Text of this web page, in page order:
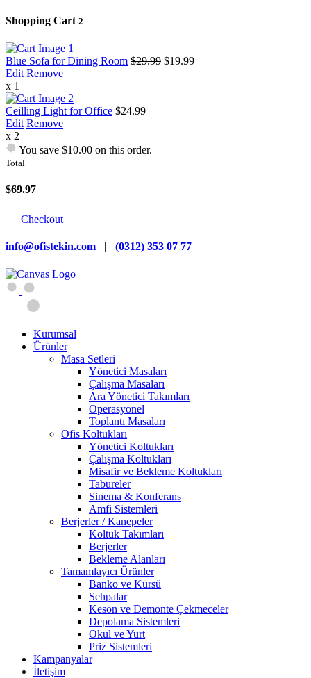
Shopping Cart 2
Blue Sofa for Dining Room $29.99 $19.99
Edit Remove
x 1
Ceilling Light for Office $24.99
Edit Remove
x 2
You save $10.00 on this order.
Total
$69.97
Checkout
info@ofistekin.com | (0312) 353 07 77
Kurumsal
Ürünler
Masa Setleri
Yönetici Masaları
Çalışma Masaları
Ara Yönetici Takımları
Operasyonel
Toplantı Masaları
Ofis Koltukları
Yönetici Koltukları
Çalışma Koltukları
Misafir ve Bekleme Koltukları
Tabureler
Sinema & Konferans
Amfi Sistemleri
Berjerler / Kanepeler
Koltuk Takımları
Berjerler
Bekleme Alanları
Tamamlayıcı Ürünler
Banko ve Kürsü
Sehpalar
Keson ve Demonte Çekmeceler
Depolama Sistemleri
Okul ve Yurt
Priz Sistemleri
Kampanyalar
İletişim